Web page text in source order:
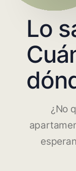
Lo
¿No